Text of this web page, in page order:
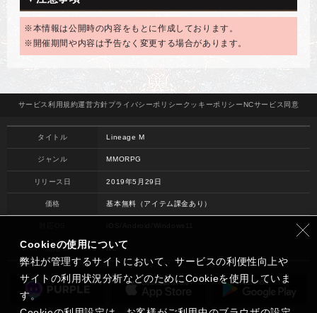
※本情報は公開時の内容をもとに作成しております。
※開催期間や内容は予告なく変更する場合があります。
サービス利用規約運営方針プライバシーポリシー クッキーポリシー NCサービス 同意
タイトル Lineage M
ジャンル MMORPG
リリース日 2019年5月29日
価格 基本無料（アイテム課金あり）
開発 NC
Cookieの使用について
弊社が管理するサイトにおいて、サービスの利便性向上や
サイトの利用状況分析などのためにCookieを使用していま
す。